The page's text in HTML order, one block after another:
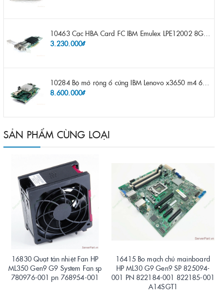
10463 Cạc HBA Card FC IBM Emulex LPE12002 8Gb 2 port FC SFP fru 42D0500 pn 42D0496 opt 42D0494 LPE12002
3.230.000₫
10284 Bộ mở rộng ổ cứng IBM Lenovo x3650 m4 69Y5319 8x 2.5" HS HDD Assembly Kit with Expander
8.600.000₫
SẢN PHẨM CÙNG LOẠI
16830 Quạt tản nhiệt Fan HP
ML350 Gen9 G9 System Fan sp
780976-001 pn 768954-001
16415 Bo mạch chủ mainboard
HP ML30 G9 Gen9 SP 825094-
001 PN 822184-001 822185-001
A14SGT1